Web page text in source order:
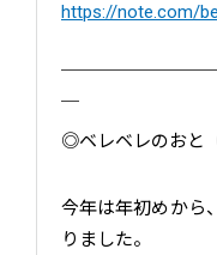
https://note.com/
◎ベレベレのおと
今年は年初めから
りました。